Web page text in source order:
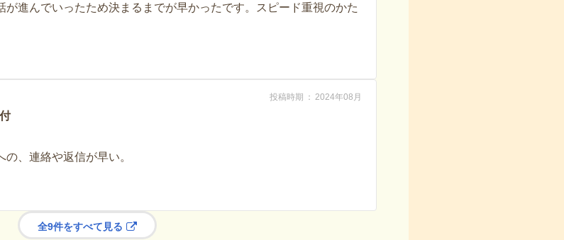
進んでいったため決まるまでが早かったです。スピード重視のかた
投稿時期 2024年08月
、連絡や返信が早い。
全9件をすべて見る